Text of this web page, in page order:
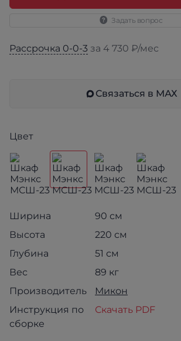
Задать вопрос
Рассрочка 0-0-3 за 4 730 ₽/мес
Связаться в МАХ
Цвет
Ширина
90 см
Высота
220 см
Глубина
51 см
Вес
89 кг
Производитель
Микон
Инструкция по
сборке
Скачать PDF